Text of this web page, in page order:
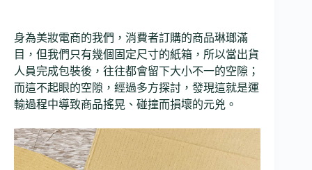
身為美妝電商的我們，消費者訂購的商品琳瑯滿
目，但我們只有幾個固定尺寸的紙箱，所以當出貨
人員完成包裝後，往往都會留下大小不一的空隙；
而這不起眼的空隙，經過多方探討，發現這就是運
輸過程中導致商品搖晃、碰撞而損壞的元兇。